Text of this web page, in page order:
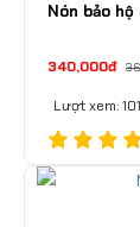
Nón bảo
340,000đ
Lượt xem: